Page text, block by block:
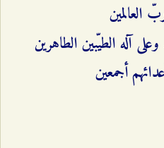
آله الطيّبين الطاهرين
أجمعين